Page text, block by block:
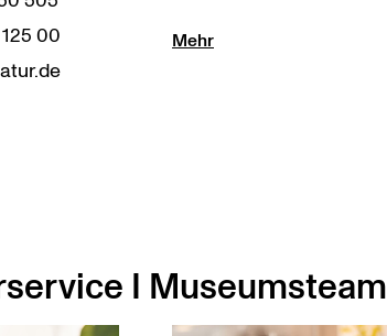
00
Mehr
I Museumsteam